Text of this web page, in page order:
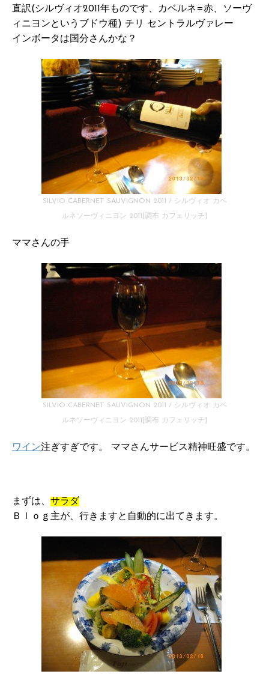
直訳(シルヴィオ2011年ものです、カベルネ=赤、ソーヴ
ィニヨンというブドウ種) チリ セントラルヴァレー
インボータは国分さんかな？
SILVIO CABERNET SAUVIGNON 2011 / シルヴィオ カベ
ルネソーヴィニヨン 2011[調布 カフェリッチ]
ママさんの手
SILVIO CABERNET SAUVIGNON 2011 / シルヴィオ カベ
ルネソーヴィニヨン 2011[調布 カフェリッチ]
ワイン注ぎすぎです。 ママさんサービス精神旺盛です。
まずは、 サラダ
Ｂｌｏｇ主が、行きますと自動的に出てきます。